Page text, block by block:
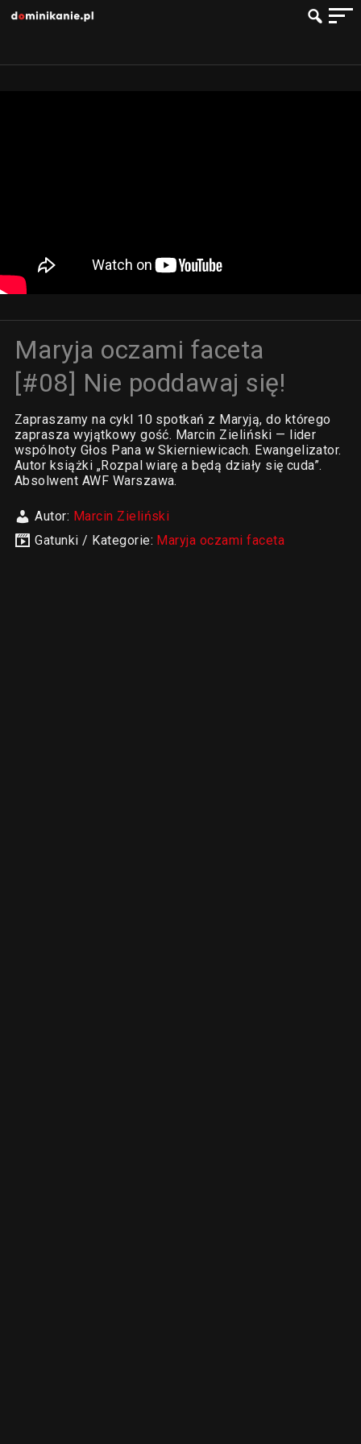
Maryja oczami faceta
[#08] Nie poddawaj się!
Zapraszamy na cykl 10 spotkań z Maryją, do którego
zaprasza wyjątkowy gość. Marcin Zieliński — lider
wspólnoty Głos Pana w Skierniewicach. Ewangelizator.
Autor książki „Rozpal wiarę a będą działy się cuda”.
Absolwent AWF Warszawa.
Autor: Marcin Zieliński
Gatunki / Kategorie: Maryja oczami faceta